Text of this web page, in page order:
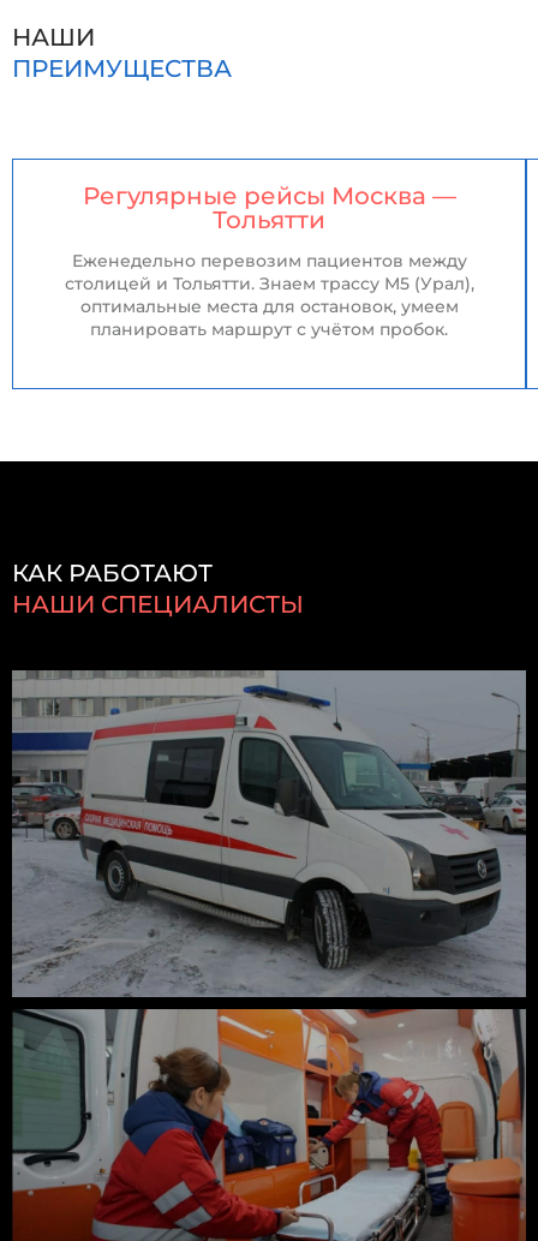
НАШИ
ПРЕИМУЩЕСТВА
Регулярные рейсы Москва —
Тольятти
Еженедельно перевозим пациентов между
столицей и Тольятти. Знаем трассу М5 (Урал),
оптимальные места для остановок, умеем
планировать маршрут с учётом пробок.
КАК РАБОТАЮТ
НАШИ СПЕЦИАЛИСТЫ